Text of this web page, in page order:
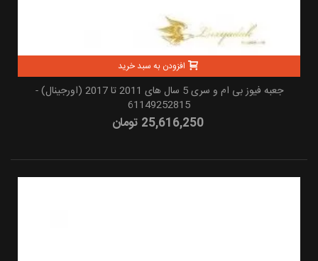
افزودن به سبد خرید
جعبه فیوز بی ام و سری 5 سال های 2011 تا 2017 (اورجینال) -
61149252815
25,616,250 تومان